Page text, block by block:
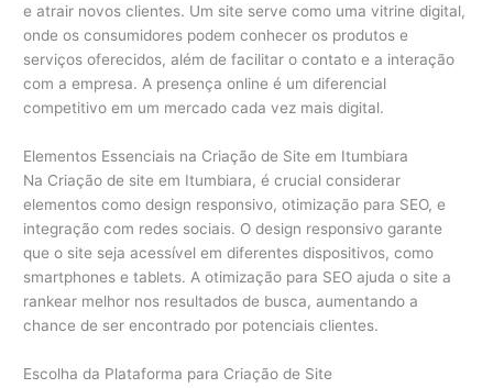
e atrair novos clientes. Um site serve como uma vitrine digital,
onde os consumidores podem conhecer os produtos e
serviços oferecidos, além de facilitar o contato e a interação
com a empresa. A presença online é um diferencial
competitivo em um mercado cada vez mais digital.
Elementos Essenciais na Criação de Site em Itumbiara
Na Criação de site em Itumbiara, é crucial considerar
elementos como design responsivo, otimização para SEO, e
integração com redes sociais. O design responsivo garante
que o site seja acessível em diferentes dispositivos, como
smartphones e tablets. A otimização para SEO ajuda o site a
rankear melhor nos resultados de busca, aumentando a
chance de ser encontrado por potenciais clientes.
Escolha da Plataforma para Criação de Site